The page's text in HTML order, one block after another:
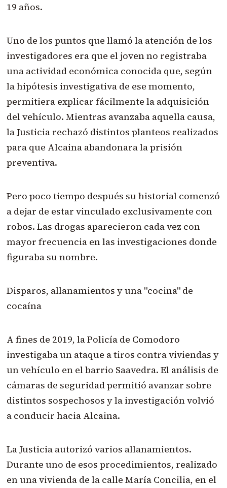
19 años.
Uno de los puntos que llamó la atención de los
investigadores era que el joven no registraba
una actividad económica conocida que, según
la hipótesis investigativa de ese momento,
permitiera explicar fácilmente la adquisición
del vehículo. Mientras avanzaba aquella causa,
la Justicia rechazó distintos planteos realizados
para que Alcaina abandonara la prisión
preventiva.
Pero poco tiempo después su historial comenzó
a dejar de estar vinculado exclusivamente con
robos. Las drogas aparecieron cada vez con
mayor frecuencia en las investigaciones donde
figuraba su nombre.
Disparos, allanamientos y una "cocina" de
cocaína
A fines de 2019, la Policía de Comodoro
investigaba un ataque a tiros contra viviendas y
un vehículo en el barrio Saavedra. El análisis de
cámaras de seguridad permitió avanzar sobre
distintos sospechosos y la investigación volvió
a conducir hacia Alcaina.
La Justicia autorizó varios allanamientos.
Durante uno de esos procedimientos, realizado
en una vivienda de la calle María Concilia, en el